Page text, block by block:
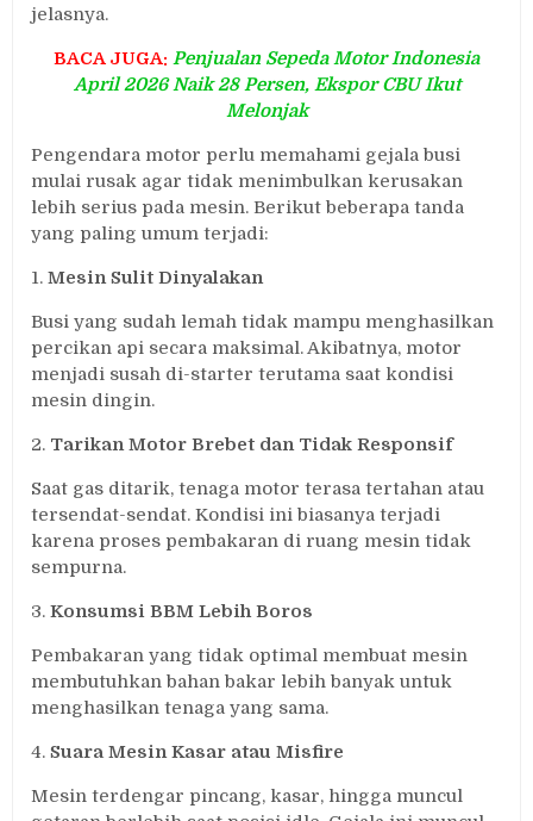
jelasnya.
BACA JUGA: Penjualan Sepeda Motor Indonesia
April 2026 Naik 28 Persen, Ekspor CBU Ikut
Melonjak
Pengendara motor perlu memahami gejala busi
mulai rusak agar tidak menimbulkan kerusakan
lebih serius pada mesin. Berikut beberapa tanda
yang paling umum terjadi:
1.Mesin Sulit Dinyalakan
Busi yang sudah lemah tidak mampu menghasilkan
percikan api secara maksimal. Akibatnya, motor
menjadi susah di-starter terutama saat kondisi
mesin dingin.
2. Tarikan Motor Brebet dan Tidak Responsif
Saat gas ditarik, tenaga motor terasa tertahan atau
tersendat-sendat. Kondisi ini biasanya terjadi
karena proses pembakaran di ruang mesin tidak
sempurna.
3.Konsumsi BBM Lebih Boros
Pembakaran yang tidak optimal membuat mesin
membutuhkan bahan bakar lebih banyak untuk
menghasilkan tenaga yang sama.
4.Suara Mesin Kasar atau Misfire
Mesin terdengar pincang, kasar, hingga muncul